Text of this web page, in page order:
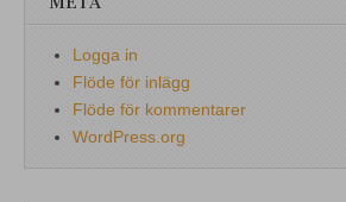
Logga in
Flöde för inlägg
Flöde för kommentarer
WordPress.org